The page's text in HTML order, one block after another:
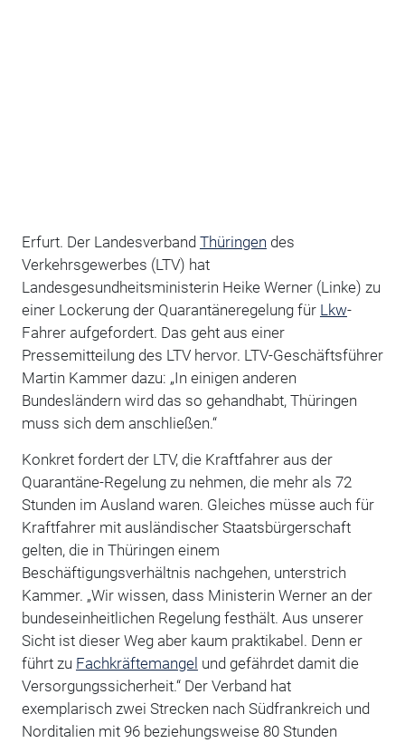
Erfurt. Der Landesverband Thüringen des
Verkehrsgewerbes (LTV) hat
Landesgesundheitsministerin Heike Werner (Linke) zu
einer Lockerung der Quarantäneregelung für Lkw-
Fahrer aufgefordert. Das geht aus einer
Pressemitteilung des LTV hervor. LTV-Geschäftsführer
Martin Kammer dazu: „In einigen anderen
Bundesländern wird das so gehandhabt, Thüringen
muss sich dem anschließen.“
Konkret fordert der LTV, die Kraftfahrer aus der
Quarantäne-Regelung zu nehmen, die mehr als 72
Stunden im Ausland waren. Gleiches müsse auch für
Kraftfahrer mit ausländischer Staatsbürgerschaft
gelten, die in Thüringen einem
Beschäftigungsverhältnis nachgehen, unterstrich
Kammer. „Wir wissen, dass Ministerin Werner an der
bundeseinheitlichen Regelung festhält. Aus unserer
Sicht ist dieser Weg aber kaum praktikabel. Denn er
führt zu Fachkräftemangel und gefährdet damit die
Versorgungssicherheit.“ Der Verband hat
exemplarisch zwei Strecken nach Südfrankreich und
Norditalien mit 96 beziehungsweise 80 Stunden